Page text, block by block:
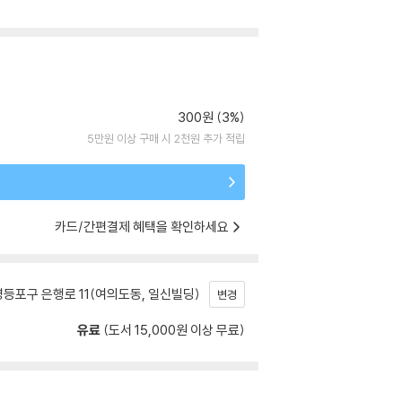
300원 (3%)
5만원 이상 구매 시 2천원 추가 적립
카드/간편결제 혜택을 확인하세요
포구 은행로 11(여의도동, 일신빌딩) 변경
유료 (도서 15,000원 이상 무료)